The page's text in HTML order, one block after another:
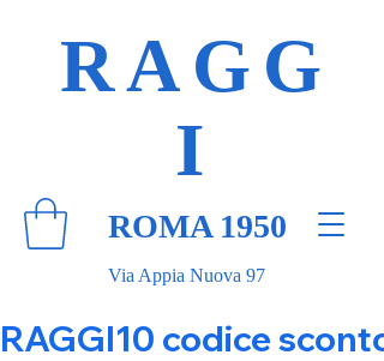
Via Appia Nuova 97
RAGG
I
ROMA 1950
RAGGI10 codice